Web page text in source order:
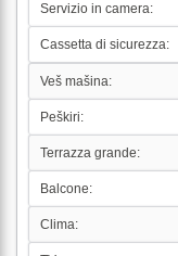
Servizio in camera:
Cassetta di sicurezza:
Veš mašina:
Peškiri:
Terrazza grande:
Balcone:
Clima: